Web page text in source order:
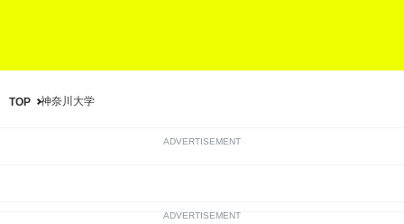
TOP 神奈川大学
ADVERTISEMENT
ADVERTISEMENT